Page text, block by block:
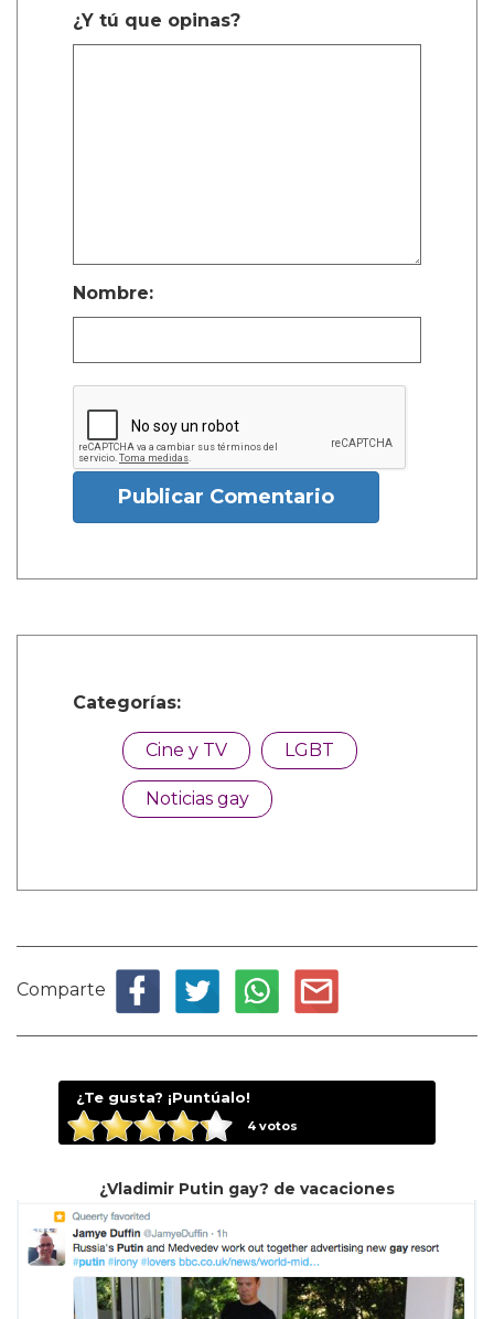
¿Y tú que opinas?
Nombre:
Publicar Comentario
Categorías:
Cine y TV LGBT
Noticias gay
Comparte
¿Te gusta? ¡Puntúalo!
4votos
¿Vladimir Putin gay? de vacaciones